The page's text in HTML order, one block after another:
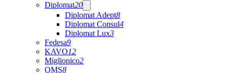
Diplomat20
Diplomat Adept8
Diplomat Consul4
Diplomat Lux3
Fedesa9
KAVO12
Miglionico2
OMS8